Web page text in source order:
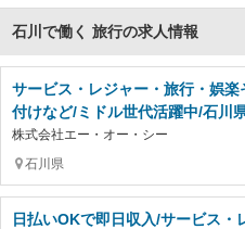
石川で働く 旅行の求人情報
サービス・レジャー・旅行・娯
付けなど/ミドル世代活躍中/石川
株式会社エー・オー・シー
石川県
日払いOKで即日収入/サービス・